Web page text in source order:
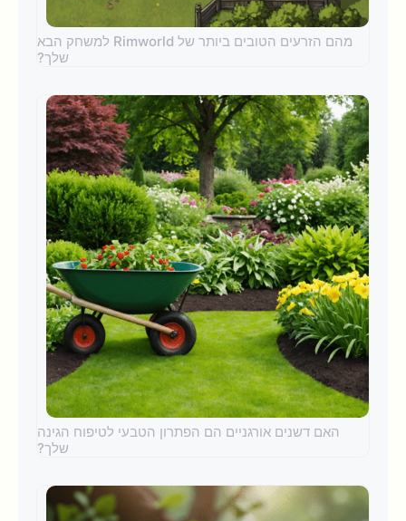
מהם הזרעים הטובים ביותר של Rimworld למשחק הבא
שלך?
האם דשנים אורגניים הם הפתרון הטבעי לטיפוח הגינה
שלך?